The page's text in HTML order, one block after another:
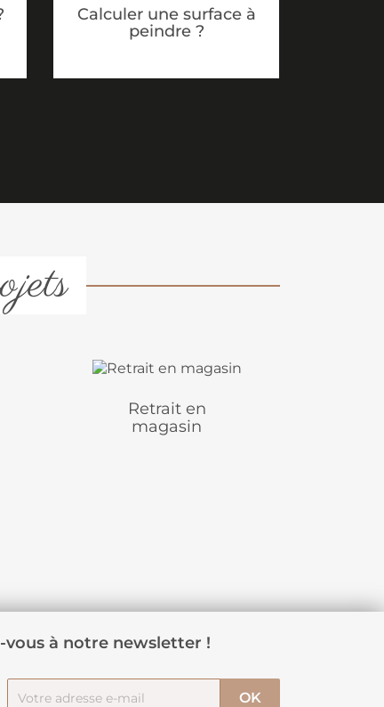
Calculer une surface à
peindre ?
Retrait en
magasin
vous à notre newsletter !